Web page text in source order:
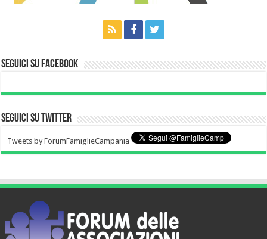
Seguici su Facebook
Seguici su Twitter
Tweets by ForumFamiglieCampania